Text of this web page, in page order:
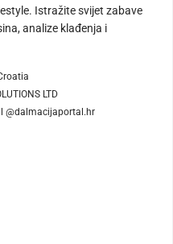
Istražite svijet zabave
analize klađenja i
LTD
@dalmacijaportal.hr